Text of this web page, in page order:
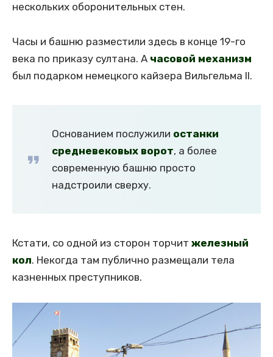
нескольких оборонительных стен.
Часы и башню разместили здесь в конце 19-го
века по приказу султана. А часовой механизм
был подарком немецкого кайзера Вильгельма II.
Основанием послужили останки
средневековых ворот, а более
современную башню просто
надстроили сверху.
Кстати, со одной из сторон торчит железный
кол. Некогда там публично размещали тела
казненных преступников.